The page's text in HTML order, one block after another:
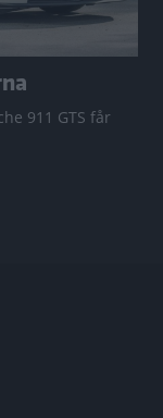
911 GTS får